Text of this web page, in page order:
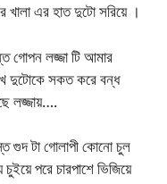
এর হাত দুটো সরিয়ে ।
গোপন লজ্জা টি আমার
দুটোকে সকত করে বন্ধ
লজ্জায়….
গুদ টা গোলাপী কোনো চুল
পরে চারপাশে ভিজিয়ে